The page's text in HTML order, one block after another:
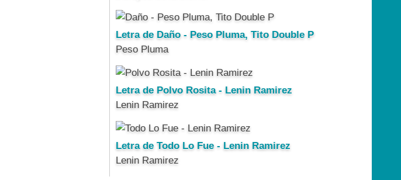
Letra de Daño - Peso Pluma, Tito Double P
Peso Pluma
Letra de Polvo Rosita - Lenin Ramirez
Lenin Ramirez
Letra de Todo Lo Fue - Lenin Ramirez
Lenin Ramirez